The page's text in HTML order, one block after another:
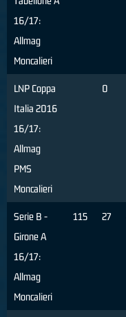
16/17:
Allmag
Moncalieri
LNP Coppa
Italia 2016
16/17:
Allmag
PMS
Moncalieri
0
Serie B -
Girone A
16/17:
Allmag
Moncalieri
115 27